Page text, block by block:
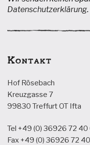
Datenschutzerklärung.
Kontakt
Hof Rösebach
Kreuzgasse 7
99830 Treffurt OT Ifta
Tel +49 (0) 36926 72 40
Fax +49 (0) 36926 72